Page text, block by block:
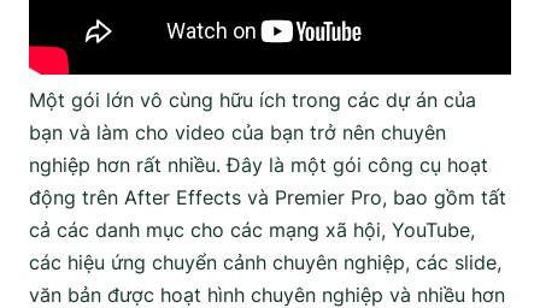
Một gói lớn vô cùng hữu ích trong các dự án của
bạn và làm cho video của bạn trở nên chuyên
nghiệp hơn rất nhiều. Đây là một gói công cụ hoạt
động trên After Effects và Premier Pro, bao gồm tất
cả các danh mục cho các mạng xã hội, YouTube,
các hiệu ứng chuyển cảnh chuyên nghiệp, các slide,
văn bản được hoạt hình chuyên nghiệp và nhiều hơn